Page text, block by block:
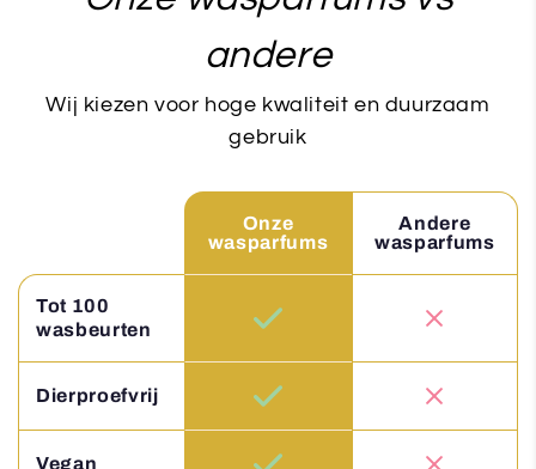
andere
Wij kiezen voor hoge kwaliteit en duurzaam
gebruik
Onze
wasparfums
Andere
wasparfums
Tot 100
wasbeurten
Dierproefvrij
Vegan